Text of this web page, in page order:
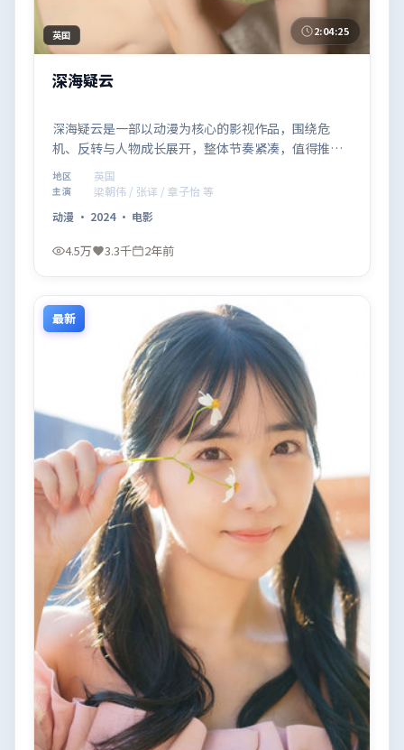
英国 2:04:25
深海疑云
深海疑云是一部以动漫为核心的影视作品，围绕危
机、反转与人物成长展开，整体节奏紧凑，值得推荐
观看。
地区 英国
主演
梁朝伟 / 张译 / 章子怡 等
动漫 · 2024· 电影
4.5万 3.3千 2年前
最新